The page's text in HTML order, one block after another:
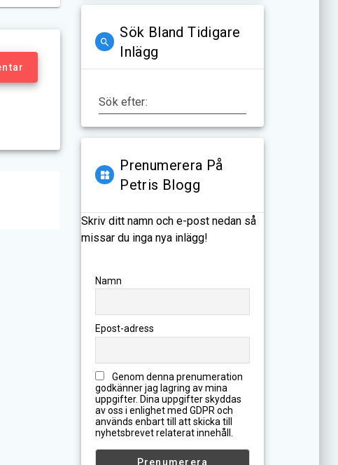
Sök Bland Tidigare
Inlägg
Sök efter:
Prenumerera På
Petris Blogg
Skriv ditt namn och e-post nedan så
missar du inga nya inlägg!
Namn
Epost-adress
Genom denna prenumeration
godkänner jag lagring av mina
uppgifter. Dina uppgifter skyddas
av oss i enlighet med GDPR och
används enbart till att skicka till
nyhetsbrevet relaterat innehåll.